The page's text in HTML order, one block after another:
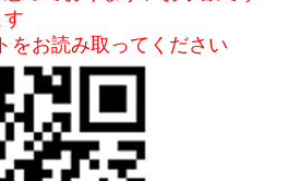
をお読み取ってください